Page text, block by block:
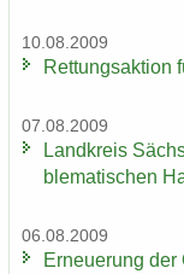
10.08.2009
Ret­tungs­ak­ti­on
07.08.2009
Land­kreis
ble­ma­ti­schen
06.08.2009
Er­neue­rung der